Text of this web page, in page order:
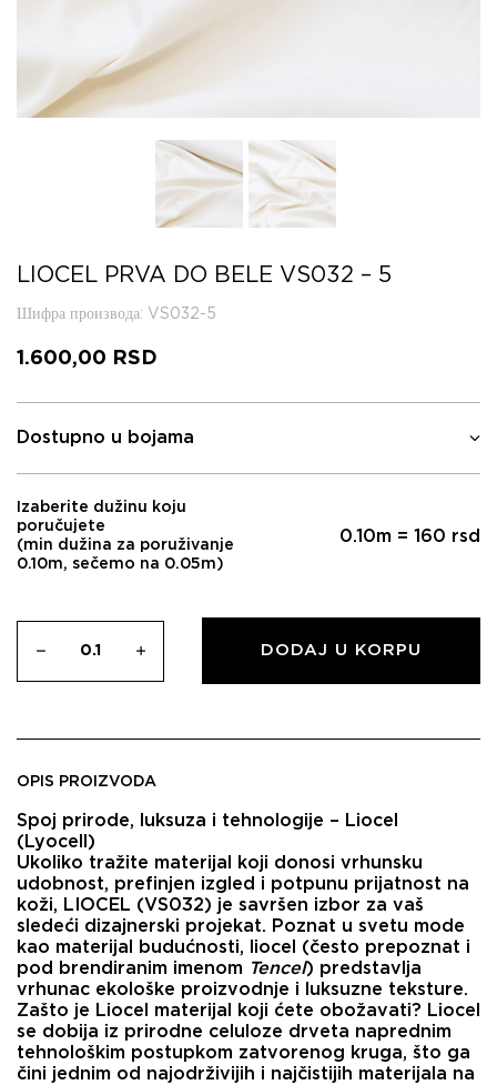
LIOCEL PRVA DO BELE VS032 – 5
Шифра производа: VS032-5
1.600,00 RSD
Dostupno u bojama
Izaberite dužinu koju
poručujete
(min dužina za poruživanje
0.10m, sečemo na 0.05m)
0.10m = 160 rsd
DODAJ U KORPU
OPIS PROIZVODA
Spoj prirode, luksuza i tehnologije – Liocel
(Lyocell)
Ukoliko tražite materijal koji donosi vrhunsku
udobnost, prefinjen izgled i potpunu prijatnost na
koži, LIOCEL (VS032) je savršen izbor za vaš
sledeći dizajnerski projekat. Poznat u svetu mode
kao materijal budućnosti, liocel (često prepoznat i
pod brendiranim imenom Tencel) predstavlja
vrhunac ekološke proizvodnje i luksuzne teksture.
Zašto je Liocel materijal koji ćete obožavati? Liocel
se dobija iz prirodne celuloze drveta naprednim
tehnološkim postupkom zatvorenog kruga, što ga
čini jednim od najodrživijih i najčistijih materijala na